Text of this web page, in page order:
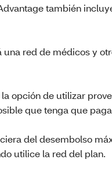
también
red de médicos y
opción de utilizar
que tenga que
del desembolso
utilice la red del plan.